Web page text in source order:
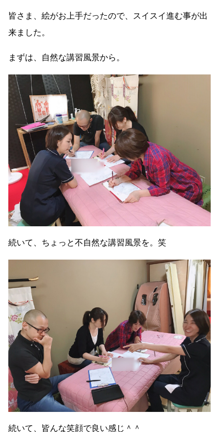
皆さま、絵がお上手だったので、スイスイ進む事が出
来ました。
まずは、自然な講習風景から。
続いて、ちょっと不自然な講習風景を。笑
続いて、皆んな笑顔で良い感じ＾＾